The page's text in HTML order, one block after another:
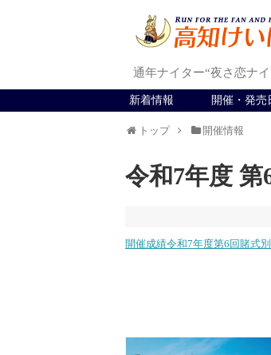
通年ナイター“夜さ恋ナ
新着情報 開催・発
トップ 開催情報
令和7年度 第
開催成績令和7年度第6回賭式別